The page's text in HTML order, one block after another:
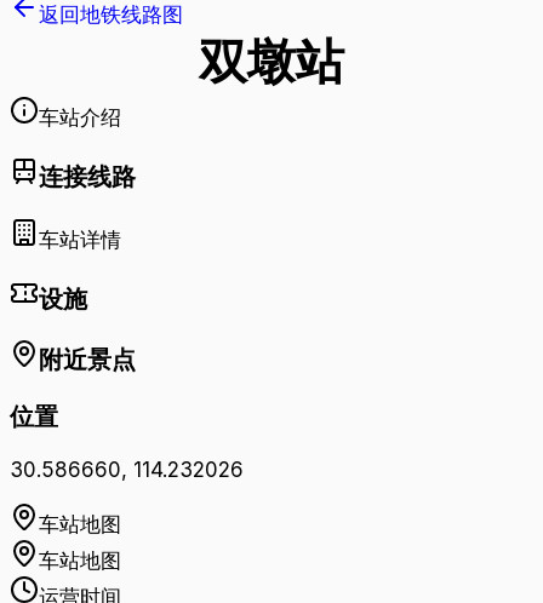
返回地铁线路图
双墩站
车站介绍
连接线路
车站详情
设施
附近景点
位置
30.586660, 114.232026
车站地图
车站地图
运营时间